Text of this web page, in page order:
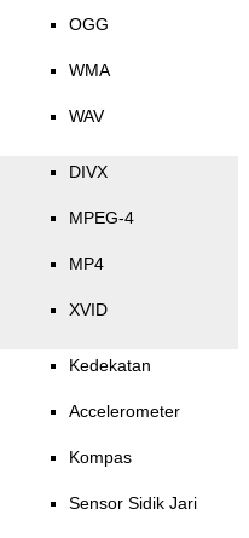
OGG
WMA
WAV
DIVX
MPEG-4
MP4
XVID
Kedekatan
Accelerometer
Kompas
Sensor Sidik Jari